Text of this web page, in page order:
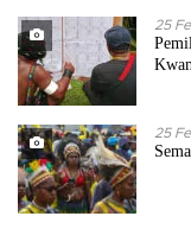
25
25